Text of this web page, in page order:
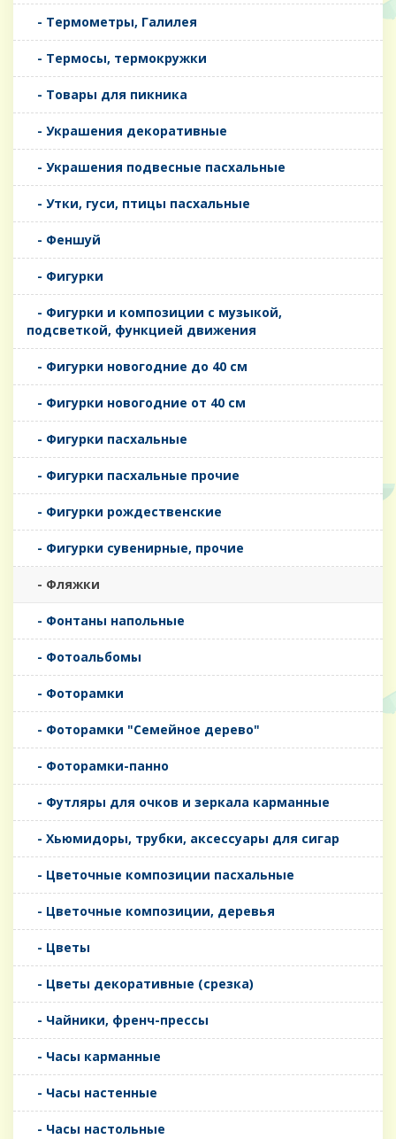
- Термометры, Галилея
- Термосы, термокружки
- Товары для пикника
- Украшения декоративные
- Украшения подвесные пасхальные
- Утки, гуси, птицы пасхальные
- Феншуй
- Фигурки
- Фигурки и композиции с музыкой,
подсветкой, функцией движения
- Фигурки новогодние до 40 см
- Фигурки новогодние от 40 см
- Фигурки пасхальные
- Фигурки пасхальные прочие
- Фигурки рождественские
- Фигурки сувенирные, прочие
- Фляжки
- Фонтаны напольные
- Фотоальбомы
- Фоторамки
- Фоторамки "Семейное дерево"
- Фоторамки-панно
- Футляры для очков и зеркала карманные
- Хьюмидоры, трубки, аксессуары для сигар
- Цветочные композиции пасхальные
- Цветочные композиции, деревья
- Цветы
- Цветы декоративные (срезка)
- Чайники, френч-прессы
- Часы карманные
- Часы настенные
- Часы настольные